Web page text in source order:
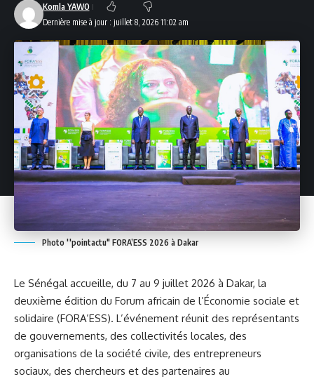
Dernière mise à jour : juillet 8, 2026 11:02 am
Komla YAWO
Photo ''pointactu" FORA’ESS 2026 à Dakar
Le Sénégal accueille, du 7 au 9 juillet 2026 à Dakar, la
deuxième édition du Forum africain de l’Économie sociale et
solidaire (FORA’ESS). L’événement réunit des représentants
de gouvernements, des collectivités locales, des
organisations de la société civile, des entrepreneurs
sociaux, des chercheurs et des partenaires au